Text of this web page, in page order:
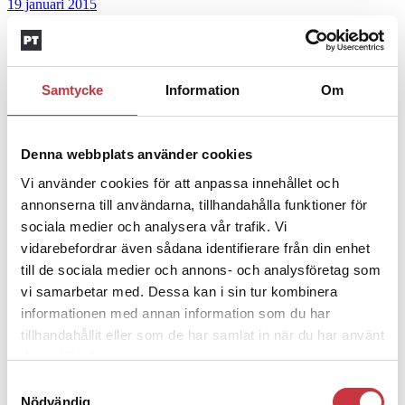
Samtycke Information Om
Denna webbplats använder cookies
Vi använder cookies för att anpassa innehållet och
annonserna till användarna, tillhandahålla funktioner för
sociala medier och analysera vår trafik. Vi
vidarebefordrar även sådana identifierare från din enhet
till de sociala medier och annons- och analysföretag som
vi samarbetar med. Dessa kan i sin tur kombinera
informationen med annan information som du har
tillhandahållit eller som de har samlat in när du har använt
deras tjänster.
Nödvändig
19 januari 2015
Omorganisationen – en centralisering?
Den nya Polismyndigheten verkar innebära en centralisering av
10 juli 2013
Nu ska RPS få bättre koll på teknikernas
arbetsmiljö
Aktuellt
Kriminaltekniker utsätts ofta för ämnen och miljöer som kan vara
farliga för hälsan. Nu ska deras arbetsmiljö kartläggas för att se hur
8 februari 2013